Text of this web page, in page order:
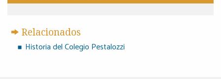
Relacionados
Historia del Colegio Pestalozzi